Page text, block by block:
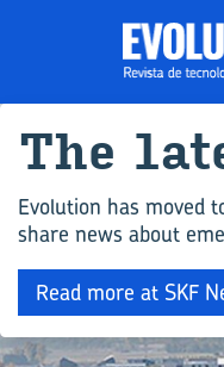
The
Evolution has moved
share news about
Read more at SKF